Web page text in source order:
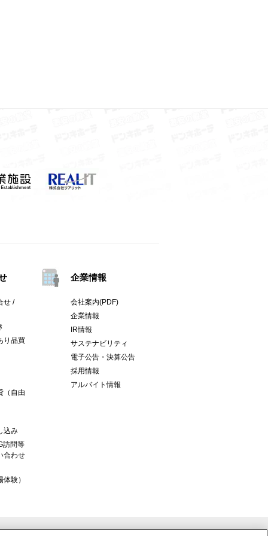
せ /
り品買
（自由
込み
訪問等
合わせ
験）
企業情報
会社案内(PDF)
企業情報
IR情報
サステナビリティ
電子公告・決算公告
採用情報
アルバイト情報